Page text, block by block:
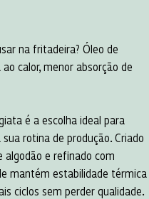
na fritadeira? Óleo de
calor, menor absorção de
é a escolha ideal para
rotina de produção. Criado
algodão e refinado com
mantém estabilidade térmica
ciclos sem perder qualidade.